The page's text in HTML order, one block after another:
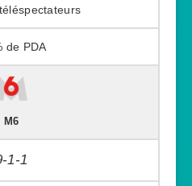
M6
1-1